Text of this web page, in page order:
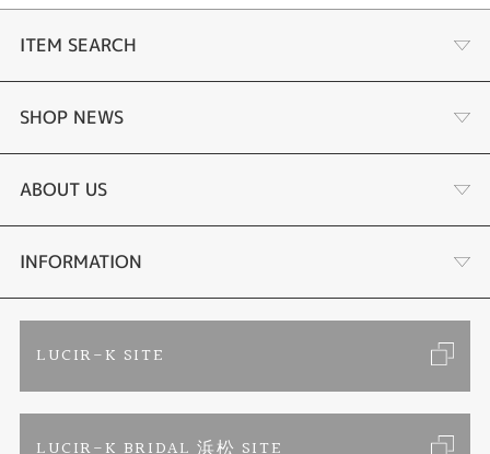
ITEM SEARCH
婚約指輪 結婚指輪
ラボグロウンダイヤモンド婚約指輪
手作り結婚指輪
手作りペアリング
カラー発色ジュエリー
SHOP NEWS
商品一覧
ブランドリスト
リフォーム
ABOUT US
店舗情報・会社概要
お問い合わせ
INFORMATION
LUCIR-K SITE